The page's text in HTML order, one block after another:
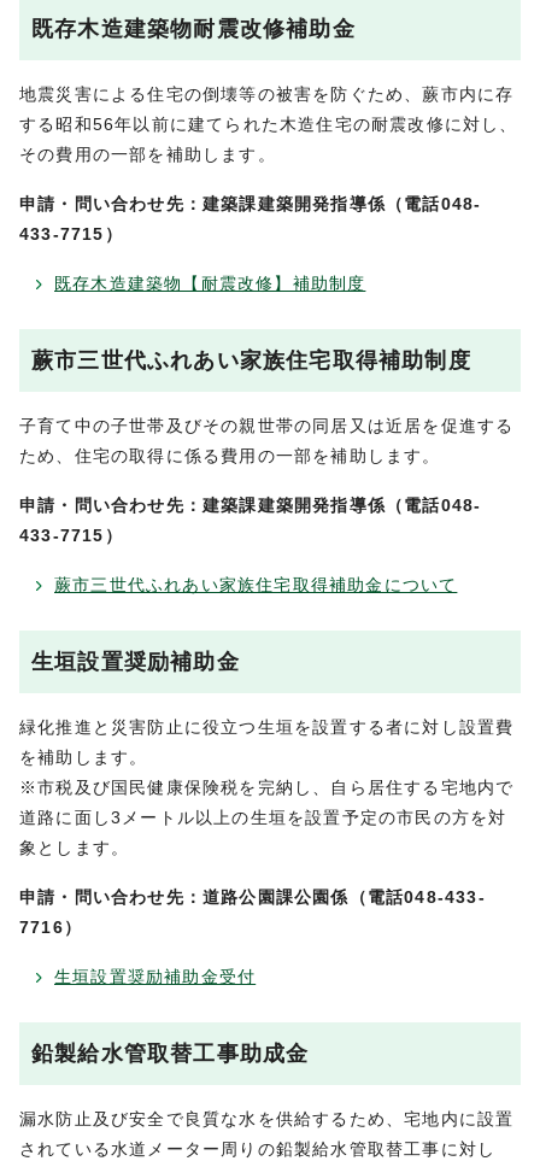
既存木造建築物耐震改修補助金
地震災害による住宅の倒壊等の被害を防ぐため、蕨市内に存
する昭和56年以前に建てられた木造住宅の耐震改修に対し、
その費用の一部を補助します。
申請・問い合わせ先：建築課建築開発指導係（電話048-
433-7715）
既存木造建築物【耐震改修】補助制度
蕨市三世代ふれあい家族住宅取得補助制度
子育て中の子世帯及びその親世帯の同居又は近居を促進する
ため、住宅の取得に係る費用の一部を補助します。
申請・問い合わせ先：建築課建築開発指導係（電話048-
433-7715）
蕨市三世代ふれあい家族住宅取得補助金について
生垣設置奨励補助金
緑化推進と災害防止に役立つ生垣を設置する者に対し設置費
を補助します。
※市税及び国民健康保険税を完納し、自ら居住する宅地内で
道路に面し3メートル以上の生垣を設置予定の市民の方を対
象とします。
申請・問い合わせ先：道路公園課公園係（電話048-433-
7716）
生垣設置奨励補助金受付
鉛製給水管取替工事助成金
漏水防止及び安全で良質な水を供給するため、宅地内に設置
されている水道メーター周りの鉛製給水管取替工事に対し